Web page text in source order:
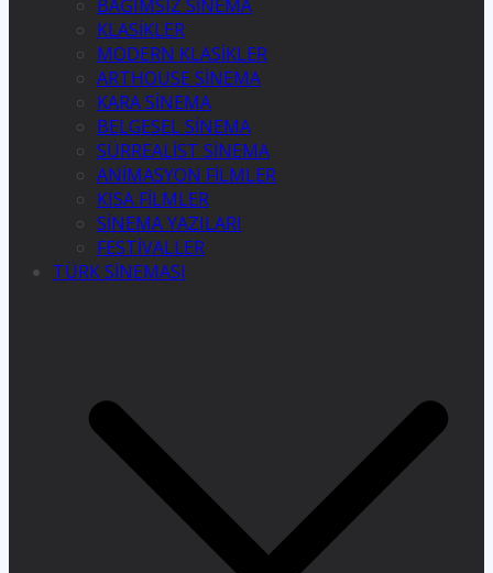
BAĞIMSIZ SİNEMA
KLASİKLER
MODERN KLASİKLER
ARTHOUSE SİNEMA
KARA SİNEMA
BELGESEL SİNEMA
SÜRREALİST SİNEMA
ANİMASYON FİLMLER
KISA FİLMLER
SİNEMA YAZILARI
FESTİVALLER
TÜRK SİNEMASI